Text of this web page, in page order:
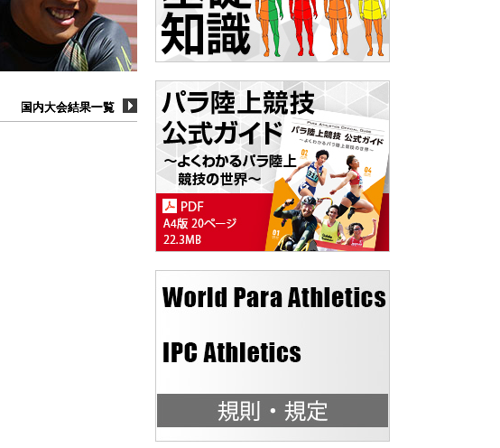
国内大会結果一覧
国内大会結果一覧
国内大会結果一覧
国内大会結果一覧
国内大会結果一覧